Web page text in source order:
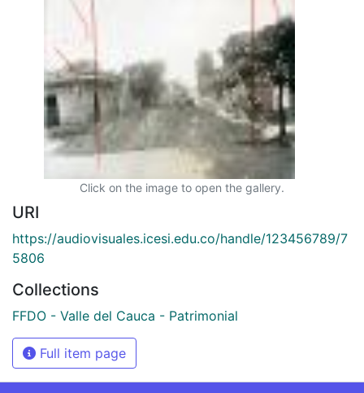
Click on the image to open the gallery.
URI
https://audiovisuales.icesi.edu.co/handle/123456789/7
5806
Collections
FFDO - Valle del Cauca - Patrimonial
Full item page